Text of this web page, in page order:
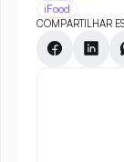
iFood
COMPARTILHAR